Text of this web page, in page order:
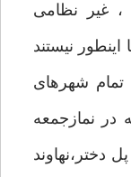
، غیر نظامی
اینطور نیستند
تمام شهرهای
در نمازجمعه
دختر،نهاوند